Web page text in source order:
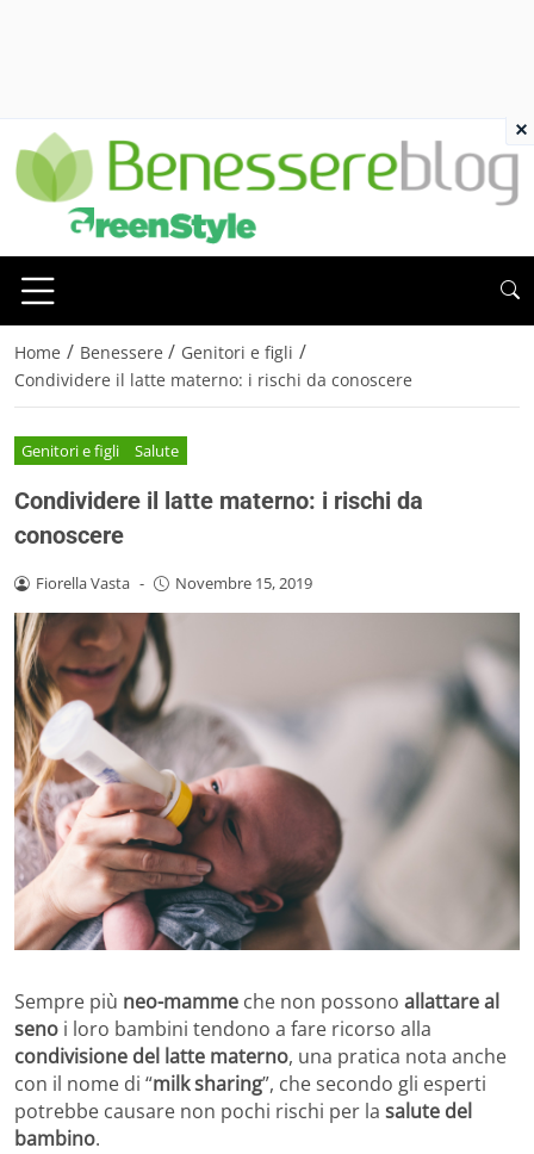
Home / Benessere / Genitori e figli /
Condividere il latte materno: i rischi da conoscere
Genitori e figli Salute
Condividere il latte materno: i rischi da
conoscere
Fiorella Vasta - Novembre 15, 2019
Sempre più neo-mamme che non possono allattare al
seno i loro bambini tendono a fare ricorso alla
condivisione del latte materno, una pratica nota anche
con il nome di “milk sharing”, che secondo gli esperti
potrebbe causare non pochi rischi per la salute del
bambino.
×